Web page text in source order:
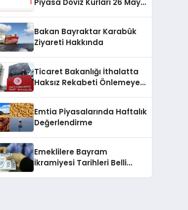
Piyasa Döviz Kurları 26 Mayıs
Bakan Bayraktar Karabük
Ziyareti Hakkında
Ticaret Bakanlığı İthalatta
Haksız Rekabeti Önlemeye
Emtia Piyasalarında Haftalık
Değerlendirme
Emeklilere Bayram
İkramiyesi Tarihleri Belli